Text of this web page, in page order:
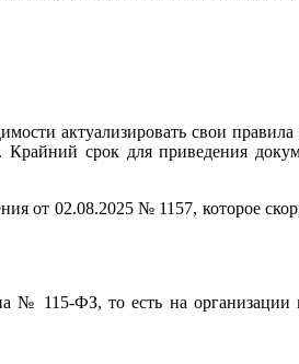
актуализировать свои правила
срок для приведения
от 02.08.2025 № 1157, которое
№ 115-ФЗ, то есть на